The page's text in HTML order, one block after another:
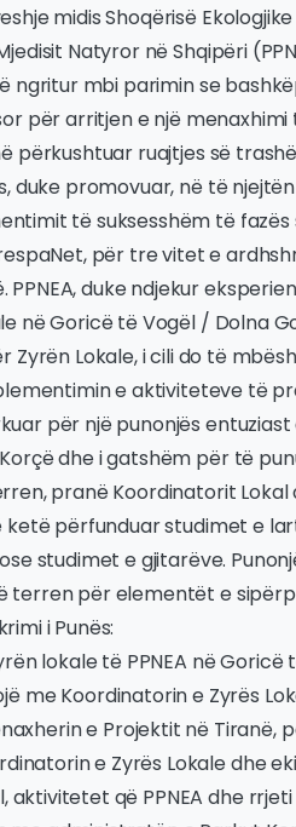
midis Shoqërisë
Natyror në Shqipëri
ngritur mbi parimin se
për arritjen e një
përkushtuar ruajtjes së
duke promovuar, në të
të suksesshëm të
për tre vitet e
duke ndjekur
në Goricë të Vogël / Dolna
Zyrën Lokale, i cili do të
e aktiviteteve të
për një punonjës
dhe i gatshëm për të
pranë Koordinatorit
përfunduar studimet e
studimet e gjitarëve.
terren për elementët e
i Punës:
lokale të PPNEA në Goricë
me Koordinatorin e Zyrës
e Projektit në Tiranë,
e Zyrës Lokale dhe
aktivitetet që PPNEA dhe